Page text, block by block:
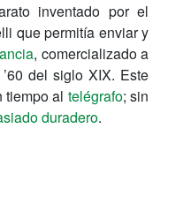
inventado por el
que permitía enviar y
, comercializado a
del siglo XIX. Este
tiempo al telégrafo; sin
duradero.